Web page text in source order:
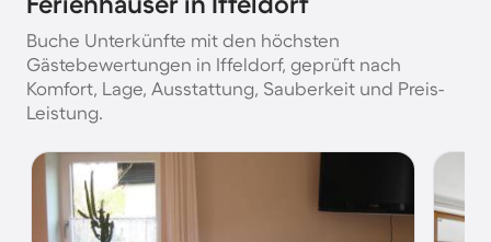
Buche Unterkünfte mit den höchsten
Gästebewertungen in Iffeldorf, geprüft nach
Komfort, Lage, Ausstattung, Sauberkeit und Preis-
Leistung.